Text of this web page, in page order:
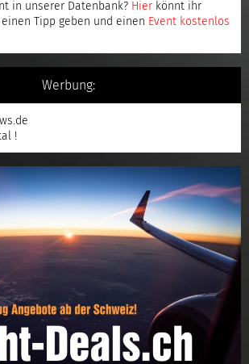
in unserer Datenbank? Hier könnt ihr
Tipp geben und einen Event kostenlos
Werbung:
!